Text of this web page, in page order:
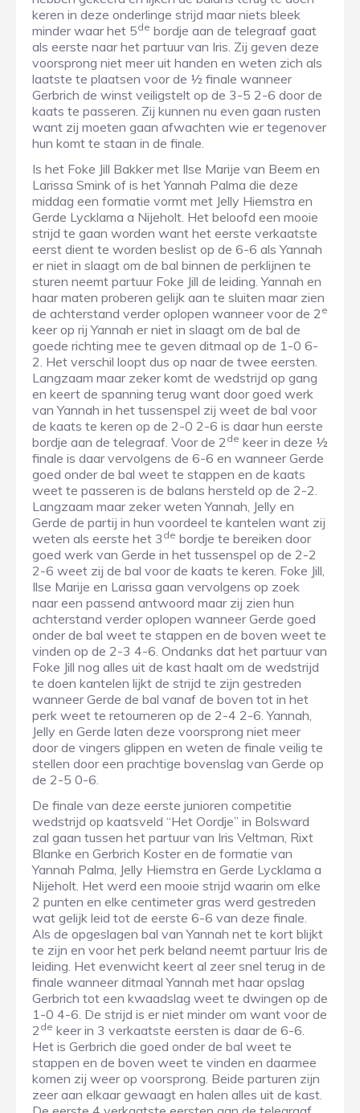
keren in deze onderlinge strijd maar niets bleek
minder waar het 5de bordje aan de telegraaf gaat
als eerste naar het partuur van Iris. Zij geven deze
voorsprong niet meer uit handen en weten zich als
laatste te plaatsen voor de ½ finale wanneer
Gerbrich de winst veiligstelt op de 3-5 2-6 door de
kaats te passeren. Zij kunnen nu even gaan rusten
want zij moeten gaan afwachten wie er tegenover
hun komt te staan in de finale.
Is het Foke Jill Bakker met Ilse Marije van Beem en
Larissa Smink of is het Yannah Palma die deze
middag een formatie vormt met Jelly Hiemstra en
Gerde Lycklama a Nijeholt. Het beloofd een mooie
strijd te gaan worden want het eerste verkaatste
eerst dient te worden beslist op de 6-6 als Yannah
er niet in slaagt om de bal binnen de perklijnen te
sturen neemt partuur Foke Jill de leiding. Yannah en
haar maten proberen gelijk aan te sluiten maar zien
de achterstand verder oplopen wanneer voor de 2 e
keer op rij Yannah er niet in slaagt om de bal de
goede richting mee te geven ditmaal op de 1-0 6-
2. Het verschil loopt dus op naar de twee eersten.
Langzaam maar zeker komt de wedstrijd op gang
en keert de spanning terug want door goed werk
van Yannah in het tussenspel zij weet de bal voor
de kaats te keren op de 2-0 2-6 is daar hun eerste
bordje aan de telegraaf. Voor de 2 de keer in deze ½
finale is daar vervolgens de 6-6 en wanneer Gerde
goed onder de bal weet te stappen en de kaats
weet te passeren is de balans hersteld op de 2-2.
Langzaam maar zeker weten Yannah, Jelly en
Gerde de partij in hun voordeel te kantelen want zij
weten als eerste het 3 de bordje te bereiken door
goed werk van Gerde in het tussenspel op de 2-2
2-6 weet zij de bal voor de kaats te keren. Foke Jill,
Ilse Marije en Larissa gaan vervolgens op zoek
naar een passend antwoord maar zij zien hun
achterstand verder oplopen wanneer Gerde goed
onder de bal weet te stappen en de boven weet te
vinden op de 2-3 4-6. Ondanks dat het partuur van
Foke Jill nog alles uit de kast haalt om de wedstrijd
te doen kantelen lijkt de strijd te zijn gestreden
wanneer Gerde de bal vanaf de boven tot in het
perk weet te retourneren op de 2-4 2-6. Yannah,
Jelly en Gerde laten deze voorsprong niet meer
door de vingers glippen en weten de finale veilig te
stellen door een prachtige bovenslag van Gerde op
de 2-5 0-6.
De finale van deze eerste junioren competitie
wedstrijd op kaatsveld “Het Oordje” in Bolsward
zal gaan tussen het partuur van Iris Veltman, Rixt
Blanke en Gerbrich Koster en de formatie van
Yannah Palma, Jelly Hiemstra en Gerde Lycklama a
Nijeholt. Het werd een mooie strijd waarin om elke
2 punten en elke centimeter gras werd gestreden
wat gelijk leid tot de eerste 6-6 van deze finale.
Als de opgeslagen bal van Yannah net te kort blijkt
te zijn en voor het perk beland neemt partuur Iris de
leiding. Het evenwicht keert al zeer snel terug in de
finale wanneer ditmaal Yannah met haar opslag
Gerbrich tot een kwaadslag weet te dwingen op de
1-0 4-6. De strijd is er niet minder om want voor de
2 de keer in 3 verkaatste eersten is daar de 6-6.
Het is Gerbrich die goed onder de bal weet te
stappen en de boven weet te vinden en daarmee
komen zij weer op voorsprong. Beide parturen zijn
zeer aan elkaar gewaagt en halen alles uit de kast.